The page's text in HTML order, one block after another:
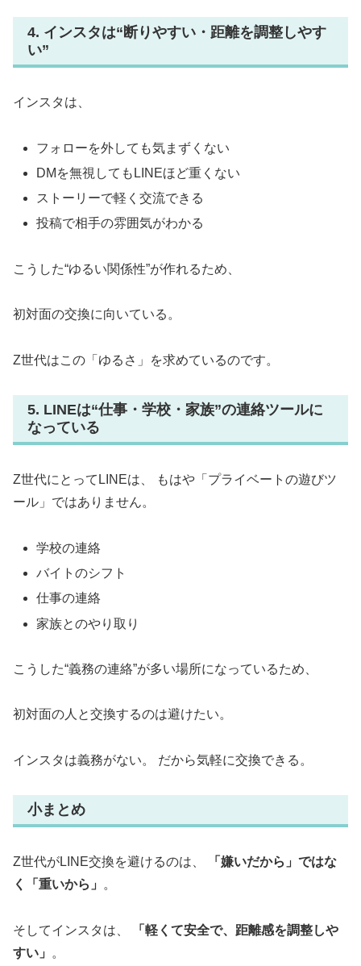
4. インスタは“断りやすい・距離を調整しやす
い”
インスタは、
フォローを外しても気まずくない
DMを無視してもLINEほど重くない
ストーリーで軽く交流できる
投稿で相手の雰囲気がわかる
こうした“ゆるい関係性”が作れるため、
初対面の交換に向いている。
Z世代はこの「ゆるさ」を求めているのです。
5. LINEは“仕事・学校・家族”の連絡ツールに
なっている
Z世代にとってLINEは、 もはや「プライベートの遊びツ
ール」ではありません。
学校の連絡
バイトのシフト
仕事の連絡
家族とのやり取り
こうした“義務の連絡”が多い場所になっているため、
初対面の人と交換するのは避けたい。
インスタは義務がない。 だから気軽に交換できる。
小まとめ
Z世代がLINE交換を避けるのは、
「嫌いだから」ではな
く「重いから」 。
そしてインスタは、
「軽くて安全で、距離感を調整しや
すい」
。